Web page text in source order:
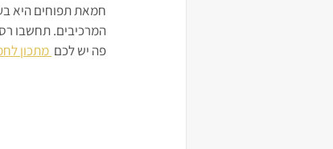
חמאת תפוחים היא
המרכיבים. תחשבו
פה יש לכם מתכון